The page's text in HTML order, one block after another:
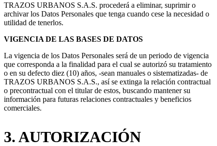
TRAZOS URBANOS S.A.S. procederá a eliminar, suprimir o
archivar los Datos Personales que tenga cuando cese la necesidad o
utilidad de tenerlos.
VIGENCIA DE LAS BASES DE DATOS
La vigencia de los Datos Personales será de un periodo de vigencia
que corresponda a la finalidad para el cual se autorizó su tratamiento
o en su defecto diez (10) años, -sean manuales o sistematizadas- de
TRAZOS URBANOS S.A.S., así se extinga la relación contractual
o precontractual con el titular de estos, buscando mantener su
información para futuras relaciones contractuales y beneficios
comerciales.
3. AUTORIZACIÓN